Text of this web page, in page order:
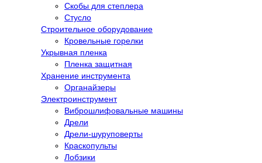
Скобы для степлера
Стусло
Строительное оборудование
Кровельные горелки
Укрывная пленка
Пленка защитная
Хранение инструмента
Органайзеры
Электроинструмент
Виброшлифовальные машины
Дрели
Дрели-шуруповерты
Краскопульты
Лобзики